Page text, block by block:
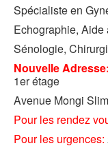
Spécialiste en
Echographie, Aide
Sénologie,
Nouvelle Adresse:
1er étage
Avenue Mongi
Pour les rendez
Pour les urgences: